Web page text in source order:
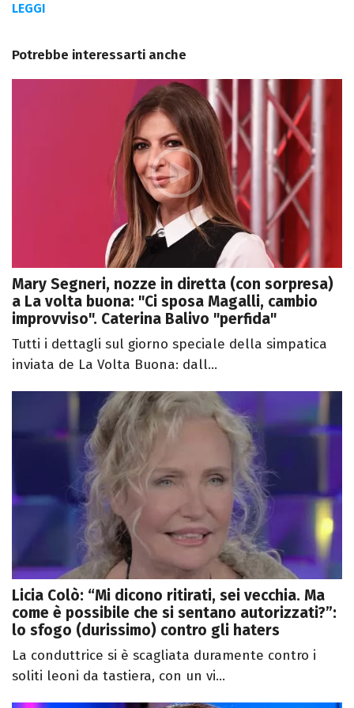
LEGGI
Potrebbe interessarti anche
Mary Segneri, nozze in diretta (con sorpresa)
a La volta buona: "Ci sposa Magalli, cambio
improvviso". Caterina Balivo "perfida"
Tutti i dettagli sul giorno speciale della simpatica
inviata de La Volta Buona: dall...
Licia Colò: “Mi dicono ritirati, sei vecchia. Ma
come è possibile che si sentano autorizzati?”:
lo sfogo (durissimo) contro gli haters
La conduttrice si è scagliata duramente contro i
soliti leoni da tastiera, con un vi...